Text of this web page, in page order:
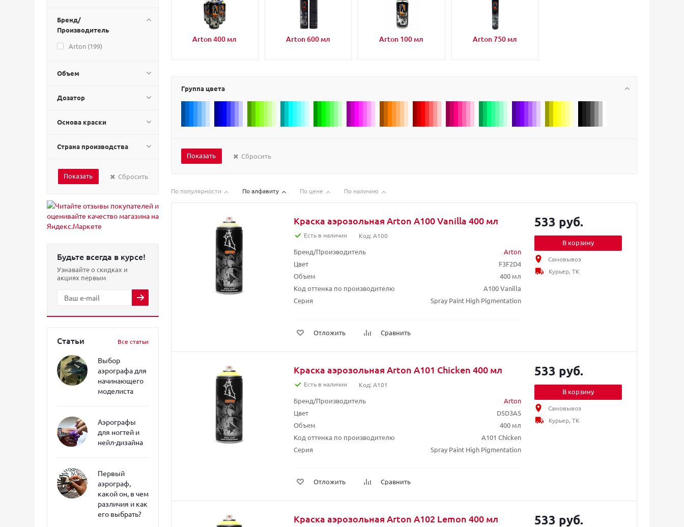
Бренд/
Производитель
Arton (199)
Объем
Дозатор
Основа краски
Страна производства
Сбросить
Будьте всегда в курсе!
Узнавайте о скидках и
акциях первым
Статьи Все статьи
Выбор
аэрографа для
начинающего
моделиста
Аэрографы
для ногтей и
нейл-дизайна
Первый
аэрограф,
какой он, в чем
различия и как
его выбрать?
Arton 400 мл Arton 600 мл Arton 100 мл Arton 750 мл
Группа цвета
Сбросить
По популярности По алфавиту По цене По наличию
Краска аэрозольная Arton A100 Vanilla 400 мл
Есть в наличии Код: A100
Бренд/Производитель
Arton
Цвет
F3F2D4
Объем
400 мл
Код оттенка по производителю
A100 Vanilla
Серия
Spray Paint High Pigmentation
Отложить Сравнить
533 руб.
В корзину
Самовывоз
Курьер, ТК
Краска аэрозольная Arton A101 Chicken 400 мл
Есть в наличии Код: A101
Бренд/Производитель
Arton
Цвет
D5D3A5
Объем
400 мл
Код оттенка по производителю
A101 Chicken
Серия
Spray Paint High Pigmentation
Отложить Сравнить
533 руб.
В корзину
Самовывоз
Курьер, ТК
Краска аэрозольная Arton A102 Lemon 400 мл 533 руб.